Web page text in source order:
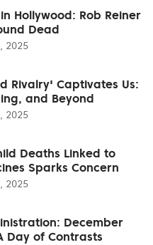
Hollywood: Rob Reiner
Dead
2025
Rivalry' Captivates Us:
and Beyond
2025
Deaths Linked to
Sparks Concern
2025
December
Day of Contrasts